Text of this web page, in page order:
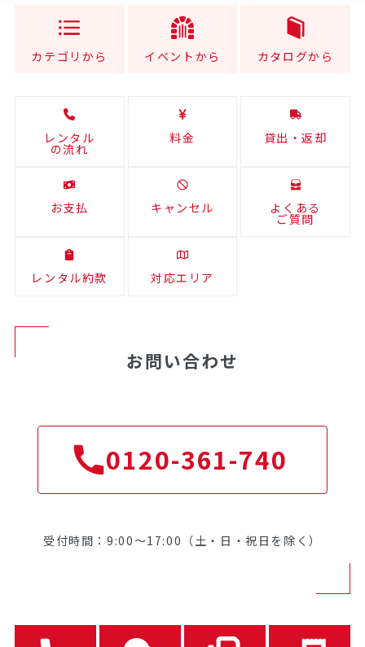
カテゴリから イベントから カタログから
レンタル
の流れ
料金 貸出・返却
お支払 キャンセル よくある
ご質問
レンタル約款 対応エリア
お問い合わせ
0120-361-740
受付時間：9:00～17:00（土・日・祝日を除く）